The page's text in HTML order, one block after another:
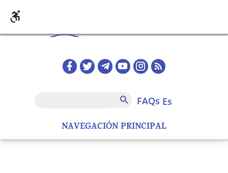
NAVEGACIÓN PRINCIPAL
Redes sociales home
FAQs
FAQs es